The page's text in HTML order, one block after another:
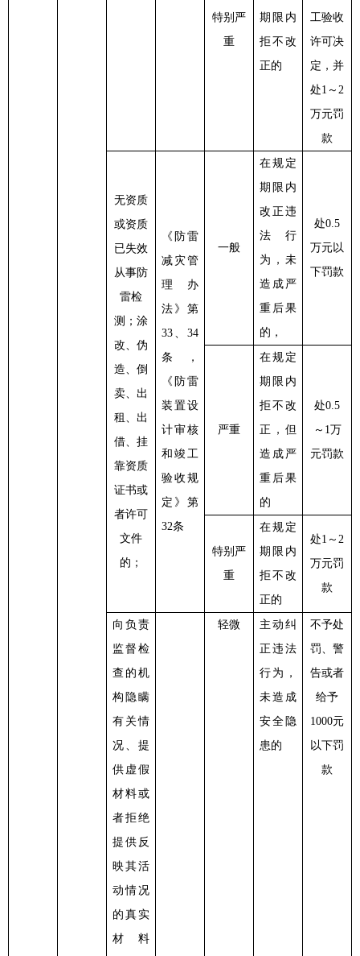
特别严
重
期限内
拒不改
正的
工验收
许可决
定，并
处1～2
万元罚
款
无资质
或资质
已失效
从事防
雷检
测；涂
改、伪
造、倒
卖、出
租、出
借、挂
靠资质
证书或
者许可
文件
的；
《防雷
减灾管
理办
法》第
33、34
条，
《防雷
装置设
计审核
和竣工
验收规
定》第
32条
一般
在规定
期限内
改正违
法行
为，未
造成严
重后果
的，
处0.5
万元以
下罚款
严重
在规定
期限内
拒不改
正，但
造成严
重后果
的
处0.5
～1万
元罚款
特别严
重
在规定
期限内
拒不改
正的
处1～2
万元罚
款
向负责
监督检
查的机
构隐瞒
有关情
况、提
供虚假
材料或
者拒绝
提供反
映其活
动情况
的真实
材料
轻微
主动纠
正违法
行为，
未造成
安全隐
患的
不予处
罚、警
告或者
给予
1000元
以下罚
款